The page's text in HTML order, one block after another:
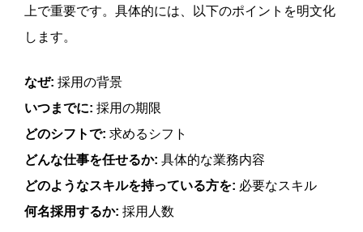
上で重要です。具体的には、以下のポイントを明文化
します。
なぜ: 採用の背景
いつまでに: 採用の期限
どのシフトで: 求めるシフト
どんな仕事を任せるか: 具体的な業務内容
どのようなスキルを持っている方を: 必要なスキル
何名採用するか: 採用人数